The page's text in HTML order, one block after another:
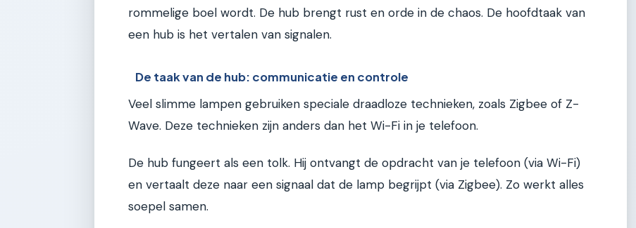
rommelige boel wordt. De hub brengt rust en orde in de chaos. De hoofdtaak van
een hub is het vertalen van signalen.
De taak van de hub: communicatie en controle
Veel slimme lampen gebruiken speciale draadloze technieken, zoals Zigbee of Z-
Wave. Deze technieken zijn anders dan het Wi-Fi in je telefoon.
De hub fungeert als een tolk. Hij ontvangt de opdracht van je telefoon (via Wi-Fi)
en vertaalt deze naar een signaal dat de lamp begrijpt (via Zigbee). Zo werkt alles
soepel samen.